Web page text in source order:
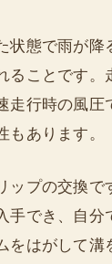
状態で雨が降
ることです。
走行時の風圧
もあります。
ップの交換で
手でき、自分
をはがして溝